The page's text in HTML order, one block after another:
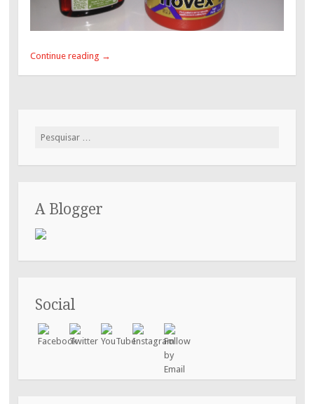
Continue reading →
Pesquisar
A Blogger
Social